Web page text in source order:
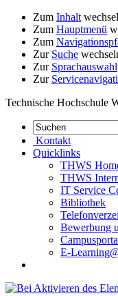
Zum Inhalt
Zum Hauptmenü
Zum
Zur Suche
Zur Sprachauswahl
Zur
Technische Hochschule
Kontakt
Quicklinks
THWS
THWS
IT Service
Bibliothek
Bewerbung
E-